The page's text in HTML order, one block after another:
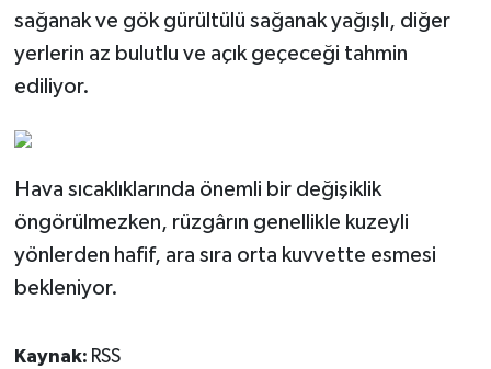
sağanak ve gök gürültülü sağanak yağışlı, diğer
yerlerin az bulutlu ve açık geçeceği tahmin
ediliyor.
Hava sıcaklıklarında önemli bir değişiklik
öngörülmezken, rüzgârın genellikle kuzeyli
yönlerden hafif, ara sıra orta kuvvette esmesi
bekleniyor.
Kaynak: RSS